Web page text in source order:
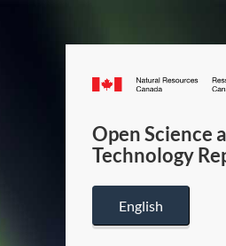
Open Science
Technology
English